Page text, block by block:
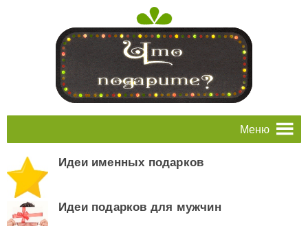
Меню
Идеи именных подарков
Идеи подарков для мужчин